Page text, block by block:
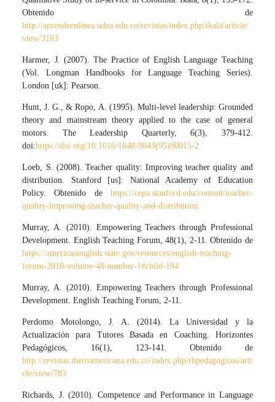
Obtenido de
http://aprendeenlinea.udea.edu.co/revistas/index.php/ikala/article/
view/3183
Harmer, J. (2007). The Practice of English Language Teaching
(Vol. Longman Handbooks for Language Teaching Series).
London [uk]: Pearson.
Hunt, J. G., & Ropo, A. (1995). Multi-level leadership: Grounded
theory and mainstream theory applied to the case of general
motors. The Leadership Quarterly, 6(3), 379-412.
doi:https://doi.org/10.1016/1048-9843(95)90015-2
Loeb, S. (2008). Teacher quality: Improving teacher quality and
distribution. Stanford [us]: National Academy of Education
Policy. Obtenido de https://cepa.stanford.edu/content/teacher-
quality-improving-teacher-quality-and-distribution
Murray, A. (2010). Empowering Teachers through Professional
Development. English Teaching Forum, 48(1), 2-11. Obtenido de
https://americanenglish.state.gov/resources/english-teaching-
forum-2010-volume-48-number-1#child-194
Murray, A. (2010). Empowering Teachers through Professional
Development. English Teaching Forum, 2-11.
Perdomo Motolongo, J. A. (2014). La Universidad y la
Actualización para Tutores Basada en Coaching. Horizontes
Pedagógicos, 16(1), 123-141. Obtenido de
http://revistas.iberoamericana.edu.co/index.php/rhpedagogicos/arti
cle/view/783
Richards, J. (2010). Competence and Performance in Language